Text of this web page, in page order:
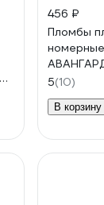
456 ₽
Пломбы
220 мм,
50шт
5(10)
В корзину